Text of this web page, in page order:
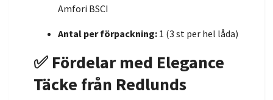
Amfori BSCI
Antal per förpackning: 1 (3 st per hel låda)
✅ Fördelar med Elegance
Täcke från Redlunds